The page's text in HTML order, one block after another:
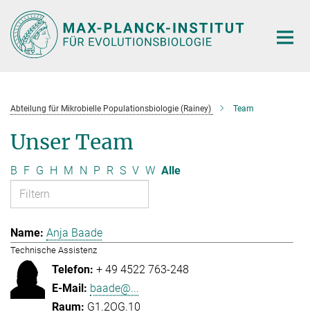
Hauptinhalt
Abteilung für Mikrobielle Populationsbiologie (Rainey) Team
Unser Team
B F G H M N P R S V W Alle
Anja Baade
Technische Assistenz
+ 49 4522 763-248
baade@...
G1.2OG.10